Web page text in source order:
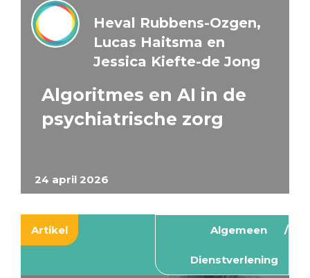
24 april 2026
Heval Rubbens-Ozgen,
Lucas Haitsma en
Jessica Kiefte-de Jong
Algoritmes en AI in de
psychiatrische zorg
Artikel Algemeen
Dienstverlening